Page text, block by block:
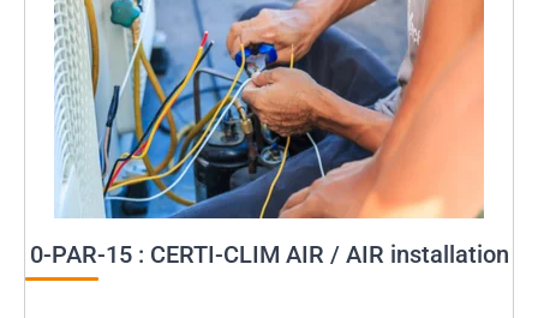
0-PAR-15 : CERTI-CLIM AIR / AIR installation